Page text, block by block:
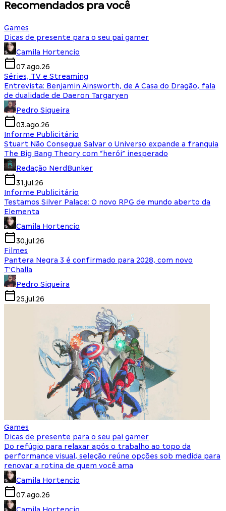
Recomendados pra você
Games
Dicas de presente para o seu pai gamer
Camila Hortencio
07.ago.26
Séries, TV e Streaming
Entrevista: Benjamin Ainsworth, de A Casa do Dragão, fala
de dualidade de Daeron Targaryen
Pedro Siqueira
03.ago.26
Informe Publicitário
Stuart Não Consegue Salvar o Universo expande a franquia
The Big Bang Theory com “herói” inesperado
Redação NerdBunker
31.jul.26
Informe Publicitário
Testamos Silver Palace: O novo RPG de mundo aberto da
Elementa
Camila Hortencio
30.jul.26
Filmes
Pantera Negra 3 é confirmado para 2028, com novo
T'Challa
Pedro Siqueira
25.jul.26
Games
Dicas de presente para o seu pai gamer
Do refúgio para relaxar após o trabalho ao topo da
performance visual, seleção reúne opções sob medida para
renovar a rotina de quem você ama
Camila Hortencio
07.ago.26